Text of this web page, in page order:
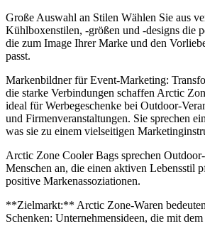
Große Auswahl an Stilen Wählen Sie aus
Kühlboxenstilen, -größen und -designs die
die zum Image Ihrer Marke und den
passt.
Markenbildner für Event-Marketing:
die starke Verbindungen schaffen Arctic
ideal für Werbegeschenke bei Outdoor-
und Firmenveranstaltungen. Sie sprechen
was sie zu einem vielseitigen
Arctic Zone Cooler Bags sprechen
Menschen an, die einen aktiven Lebensstil
positive Markenassoziationen.
**Zielmarkt:** Arctic Zone-Waren
Schenken: Unternehmensideen, die mit